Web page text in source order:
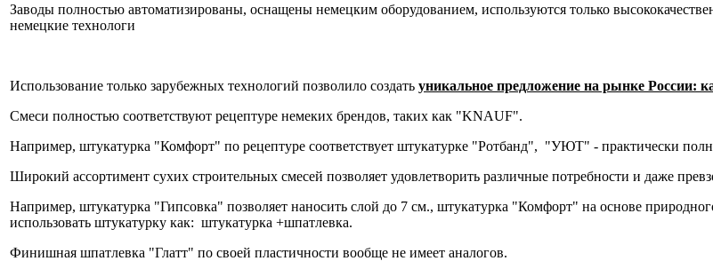
Заводы полностью автоматизированы, оснащены немецким оборудованием, используются только
немецкие технологи
Использование только зарубежных технологий позволило создать уникальное предложение на рынке России:
Смеси полностью соответствуют рецептуре немеких брендов, таких как "KNAUF".
Например, штукатурка "Комфорт" по рецептуре соответствует штукатурке "Ротбанд", "УЮТ" - практически
Широкий ассортимент сухих строительных смесей позволяет удовлетворить различные потребности и даже
Например, штукатурка "Гипсовка" позволяет наносить слой до 7 см., штукатурка "Комфорт" на основе
использовать штукатурку как: штукатурка +шпатлевка.
Финишная шпатлевка "Глатт" по своей пластичности вообще не имеет аналогов.